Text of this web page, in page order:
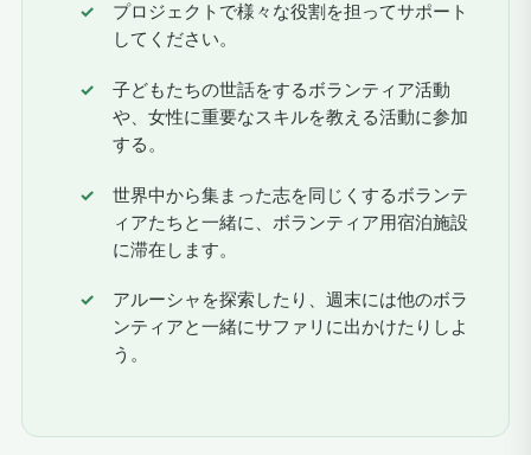
プロジェクトで様々な役割を担ってサポート
してください。
子どもたちの世話をするボランティア活動
や、女性に重要なスキルを教える活動に参加
する。
世界中から集まった志を同じくするボランテ
ィアたちと一緒に、ボランティア用宿泊施設
に滞在します。
アルーシャを探索したり、週末には他のボラ
ンティアと一緒にサファリに出かけたりしよ
う。